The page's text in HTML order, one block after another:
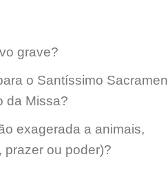
grave?
o Santíssimo
da Missa?
exagerada a animais,
prazer ou poder)?